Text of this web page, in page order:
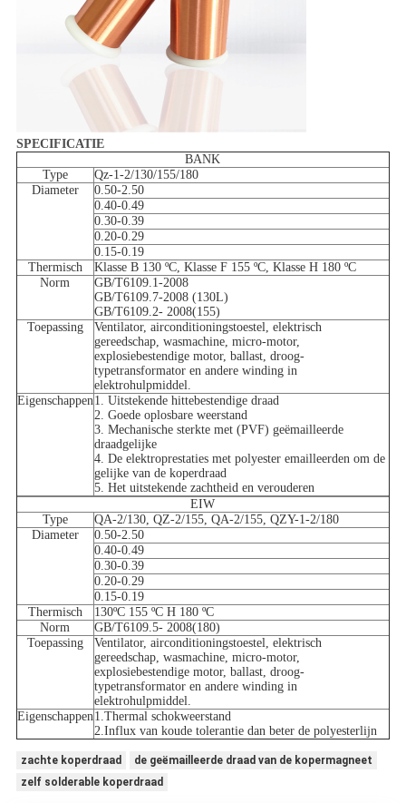
SPECIFICATIE
BANK
Type
Qz-1-2/130/155/180
Diameter
0.50-2.50
0.40-0.49
0.30-0.39
0.20-0.29
0.15-0.19
Thermisch
Klasse B 130 ºC, Klasse F 155 ºC, Klasse H 180 ºC
Norm
GB/T6109.1-2008
GB/T6109.7-2008 (130L)
GB/T6109.2- 2008(155)
Toepassing
Ventilator, airconditioningstoestel, elektrisch
gereedschap, wasmachine, micro-motor,
explosiebestendige motor, ballast, droog-
typetransformator en andere winding in
elektrohulpmiddel.
Eigenschappen1. Uitstekende hittebestendige draad
2. Goede oplosbare weerstand
3. Mechanische sterkte met (PVF) geëmailleerde
draadgelijke
4. De elektroprestaties met polyester emailleerden om de
gelijke van de koperdraad
5. Het uitstekende zachtheid en verouderen
EIW
Type
QA-2/130, QZ-2/155, QA-2/155, QZY-1-2/180
Diameter
0.50-2.50
0.40-0.49
0.30-0.39
0.20-0.29
0.15-0.19
Thermisch
130ºC 155 ºC H 180 ºC
Norm
GB/T6109.5- 2008(180)
Toepassing
Ventilator, airconditioningstoestel, elektrisch
gereedschap, wasmachine, micro-motor,
explosiebestendige motor, ballast, droog-
typetransformator en andere winding in
elektrohulpmiddel.
Eigenschappen1.Thermal schokweerstand
2.Influx van koude tolerantie dan beter de polyesterlijn
zachte koperdraad
de geëmailleerde draad van de kopermagneet
zelf solderable koperdraad